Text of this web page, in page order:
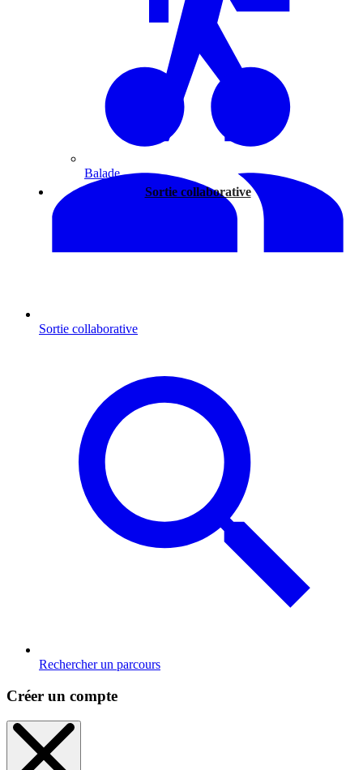
Balade
Sortie collaborative
Sortie collaborative
Rechercher un parcours
Créer un compte